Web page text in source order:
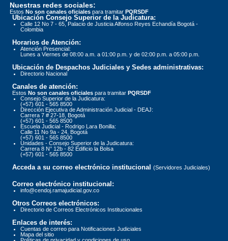
Nuestras redes sociales:
Estos No son canales oficiales para tramitar PQRSDF
Ubicación Consejo Superior de la Judicatura:
Calle 12 No 7 - 65, Palacio de Justicia Alfonso Reyes Echandía Bogotá -
Colombia
Horarios de Atención:
Atención Presencial:
Lunes a Viernes de 08:00 a.m. a 01:00 p.m. y de 02:00 p.m. a 05:00 p.m.
Ubicación de Despachos Judiciales y Sedes administrativas:
Directorio Nacional
Canales de atención:
Estos No son canales oficiales para tramitar PQRSDF
Consejo Superior de la Judicatura:
(+57) 601 - 565 8500
Dirección Ejecutiva de Administración Judicial - DEAJ:
Carrera 7 # 27-18, Bogotá
(+57) 601 - 565 8500
Escuela Judicial - Rodrigo Lara Bonilla:
Calle 11 No 9a - 24, Bogotá
(+57) 601 - 565 8500
Unidades - Consejo Superior de la Judicatura:
Carrera 8 N° 12b - 82 Edificio la Bolsa
(+57) 601 - 565 8500
Acceda a su correo electrónico institucional (Servidores Judiciales)
Correo electrónico institucional:
info@cendoj.ramajudicial.gov.co
Otros Correos electrónicos:
Directorio de Correos Electrónicos Institucionales
Enlaces de interés:
Cuentas de correo para Notificaciones Judiciales
Mapa del sitio